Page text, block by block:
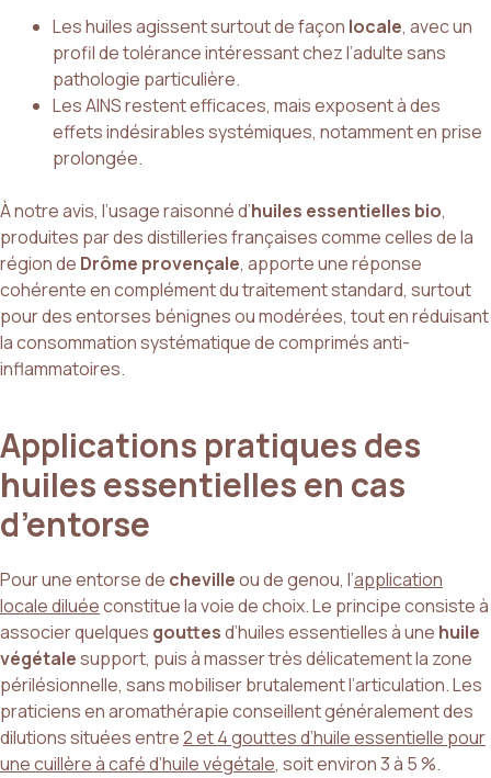
Les huiles agissent surtout de façon locale, avec un
profil de tolérance intéressant chez l’adulte sans
pathologie particulière.
Les AINS restent efficaces, mais exposent à des
effets indésirables systémiques, notamment en prise
prolongée.
À notre avis, l’usage raisonné d’huiles essentielles bio,
produites par des distilleries françaises comme celles de la
région de Drôme provençale, apporte une réponse
cohérente en complément du traitement standard, surtout
pour des entorses bénignes ou modérées, tout en réduisant
la consommation systématique de comprimés anti-
inflammatoires.
Applications pratiques des
huiles essentielles en cas
d’entorse
Pour une entorse de chevilleou de genou, l’application
locale diluéeconstitue la voie de choix. Le principe consiste à
associer quelques gouttesd’huiles essentielles à une huile
végétalesupport, puis à masser très délicatement la zone
périlésionnelle, sans mobiliser brutalement l’articulation. Les
praticiens en aromathérapie conseillent généralement des
dilutions situées entre2 et 4 gouttes d’huile essentielle pour
une cuillère à café d’huile végétale, soit environ 3 à 5 %.